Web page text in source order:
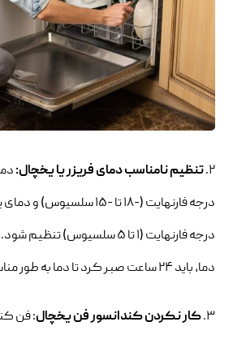
۲. تنظیم نامناسب دمای فریزر یا یخچال:
درجه فارنهایت (۱ تا ۵ سلسیوس)
دما، باید ۲۴ ساعت صبر کرد تا دما به طور مناسب تنظیم شود.
۳. کار نکردن کندانسور فن یخچال: فن